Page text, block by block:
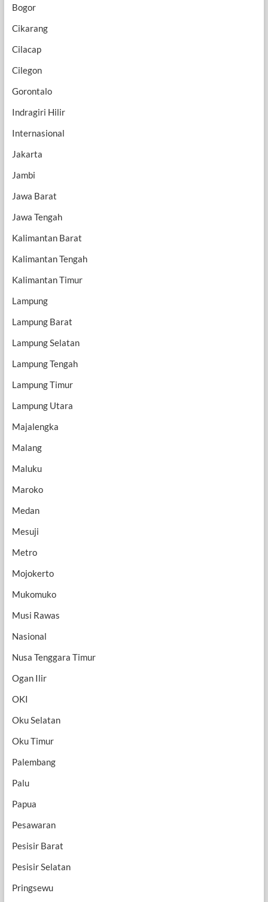
Bogor
Cikarang
Cilacap
Cilegon
Gorontalo
Indragiri Hilir
Internasional
Jakarta
Jambi
Jawa Barat
Jawa Tengah
Kalimantan Barat
Kalimantan Tengah
Kalimantan Timur
Lampung
Lampung Barat
Lampung Selatan
Lampung Tengah
Lampung Timur
Lampung Utara
Majalengka
Malang
Maluku
Maroko
Medan
Mesuji
Metro
Mojokerto
Mukomuko
Musi Rawas
Nasional
Nusa Tenggara Timur
Ogan Ilir
OKI
Oku Selatan
Oku Timur
Palembang
Palu
Papua
Pesawaran
Pesisir Barat
Pesisir Selatan
Pringsewu